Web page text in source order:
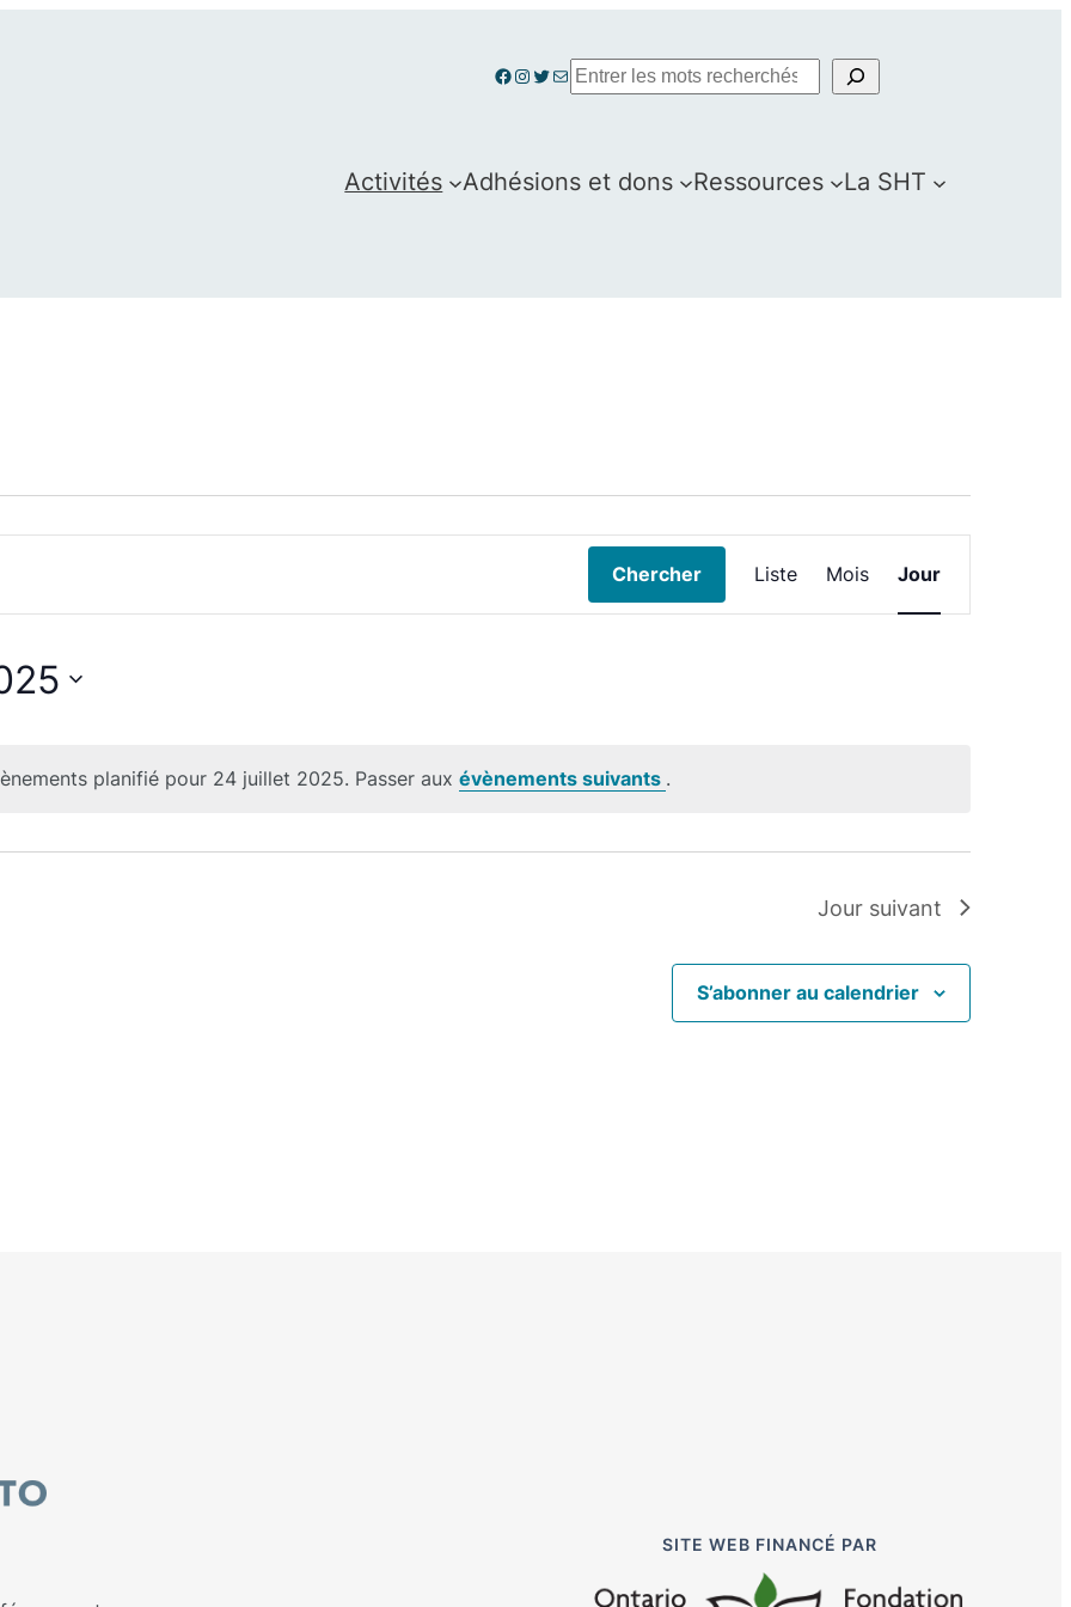
Facebook
Instagram
Twitter
E-mailSearch
Activités Adhésions et dons Ressources La SHT
Notice
planifié pour 24 juillet 2025. Passer aux évènements suivants .
Chercher
Navigation
de
Liste Mois Jour
Jour suivant
S’abonner au calendrier
SITE WEB FINANCÉ PAR